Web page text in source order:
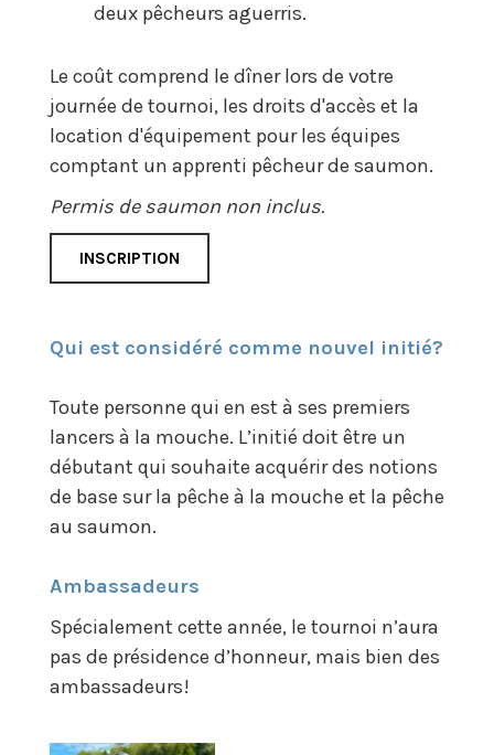
deux pêcheurs aguerris.
Le coût comprend le dîner lors de votre
journée de tournoi, les droits d'accès et la
location d'équipement pour les équipes
comptant un apprenti pêcheur de saumon.
Permis de saumon non inclus.
INSCRIPTION
Qui est considéré comme nouvel initié?
Toute personne qui en est à ses premiers
lancers à la mouche. L’initié doit être un
débutant qui souhaite acquérir des notions
de base sur la pêche à la mouche et la pêche
au saumon.
Ambassadeurs
Spécialement cette année, le tournoi n’aura
pas de présidence d’honneur, mais bien des
ambassadeurs!